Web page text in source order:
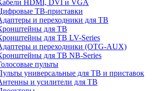
HDMI, DVI и VGA
ТВ-приставки
и переходники для ТВ
для ТВ
для ТВ LV-Series
и переходники (OTG-AUX)
для ТВ NB-Series
пульты
универсальные для ТВ и приставок
и усилители для ТВ